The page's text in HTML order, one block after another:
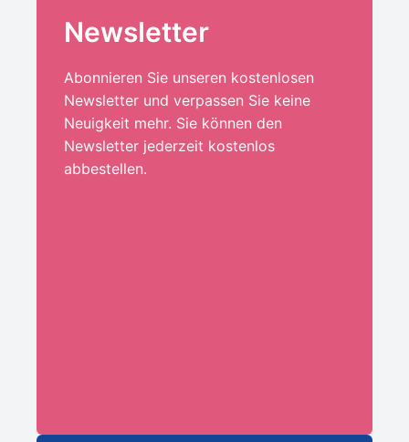
Newsletter
Abonnieren Sie unseren kostenlosen
Newsletter und verpassen Sie keine
Neuigkeit mehr. Sie können den
Newsletter jederzeit kostenlos
abbestellen.